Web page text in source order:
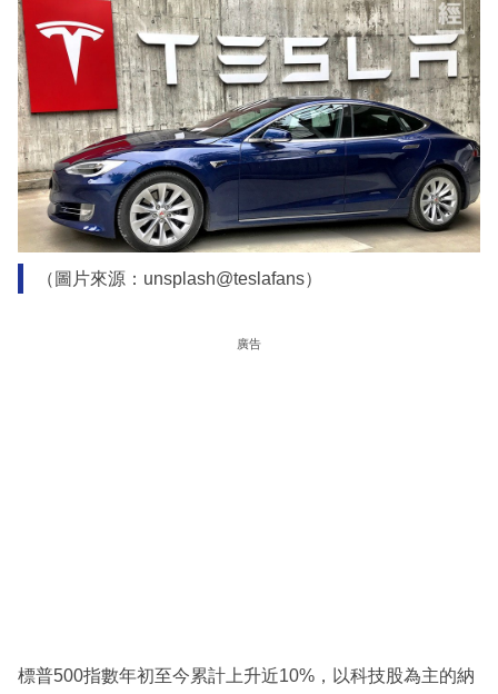
（圖片來源：unsplash@teslafans）
廣告
標普500指數年初至今累計上升近10%，以科技股為主的納